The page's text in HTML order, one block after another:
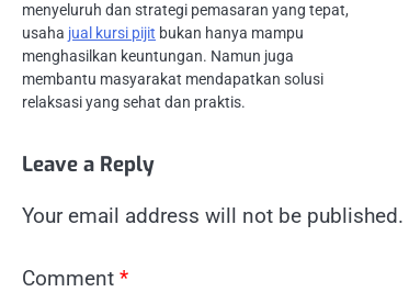
menyeluruh dan strategi pemasaran yang tepat,
usaha jual kursi pijit bukan hanya mampu
menghasilkan keuntungan. Namun juga
membantu masyarakat mendapatkan solusi
relaksasi yang sehat dan praktis.
Leave a Reply
Your email address will not be published.
Comment *